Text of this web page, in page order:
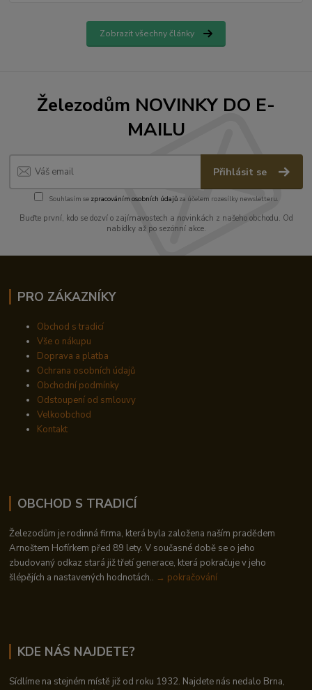
Zobrazit všechny články
Železodům NOVINKY DO E-
MAILU
Přihlásit se
Souhlasím se zpracováním osobních údajůza účelem rozesílky newsletteru.
Buďte první, kdo se dozví o zajímavostech a novinkách z našeho obchodu. Od
nabídky až po sezónní akce.
PRO ZÁKAZNÍKY
Obchod s tradicí
Vše o nákupu
Doprava a platba
Ochrana osobních údajů
Obchodní podmínky
Odstoupení od smlouvy
Velkoobchod
Kontakt
OBCHOD S TRADICÍ
Železodům je rodinná firma, která byla založena naším pradědem
Arnoštem Hofírkem před 89 lety. V současné době se o jeho
zbudovaný odkaz stará již třetí generace, která pokračuje v jeho
šlépějích a nastavených hodnotách.. → pokračování
KDE NÁS NAJDETE?
Sídlíme na stejném místě již od roku 1932. Najdete nás nedalo Brna,